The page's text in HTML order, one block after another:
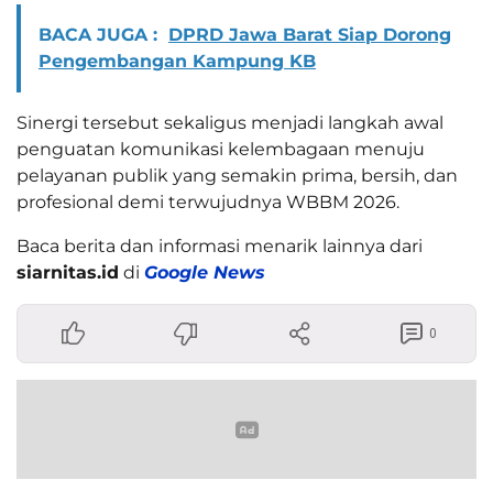
BACA JUGA : DPRD Jawa Barat Siap Dorong
Pengembangan Kampung KB
Sinergi tersebut sekaligus menjadi langkah awal
penguatan komunikasi kelembagaan menuju
pelayanan publik yang semakin prima, bersih, dan
profesional demi terwujudnya WBBM 2026.
Baca berita dan informasi menarik lainnya dari
siarnitas.id di Google News
0